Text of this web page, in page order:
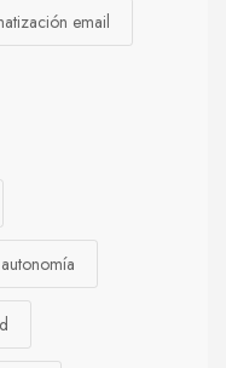
email
autonomía